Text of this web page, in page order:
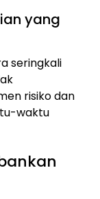
yang
seringkali
risiko dan
waktu